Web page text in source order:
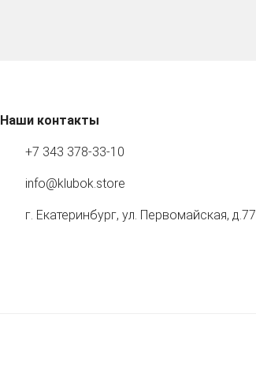
Наши контакты
+7 343 378-33-10
info@klubok.store
г. Екатеринбург, ул. Первомайская, д.77